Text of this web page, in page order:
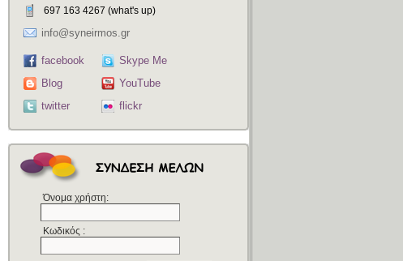
697 163 4267 (what's up)
info@syneirmos.gr
facebook
Blog
twitter
Skype Me
YouTube
flickr
Όνομα χρήστη:
Κωδικός :